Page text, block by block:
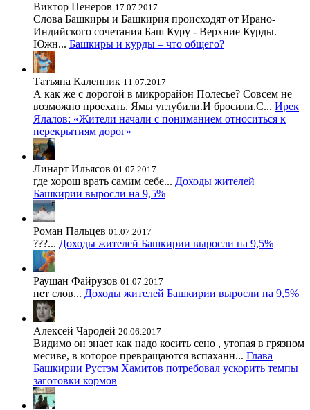
Виктор Пенеров 17.07.2017
Слова Башкиры и Башкирия происходят от Ирано-
Индийского сочетания Баш Куру - Верхние Курды.
Южн... Башкиры и курды – что общего?
Татьяна Каленник 11.07.2017
А как же с дорогой в микрорайон Полесье? Совсем не
возможно проехать. Ямы углубили.И бросили.С... Ирек
Ялалов: «Жители начали с пониманием относиться к
перекрытиям дорог»
Линарт Ильясов 01.07.2017
где хорош врать самим себе... Доходы жителей
Башкирии выросли на 9,5%
Роман Пальцев 01.07.2017
???... Доходы жителей Башкирии выросли на 9,5%
Раушан Файрузов 01.07.2017
нет слов... Доходы жителей Башкирии выросли на 9,5%
Алексей Чародей 20.06.2017
Видимо он знает как надо косить сено , утопая в грязном
месиве, в которое превращаются вспаханн... Глава
Башкирии Рустэм Хамитов потребовал ускорить темпы
заготовки кормов